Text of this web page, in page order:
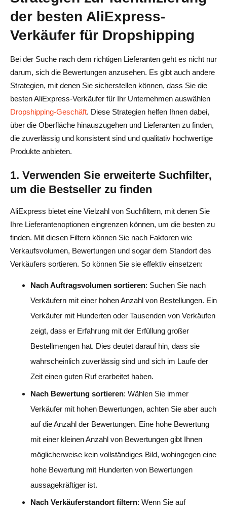
der besten AliExpress-
Verkäufer für Dropshipping
Bei der Suche nach dem richtigen Lieferanten geht es nicht nur
darum, sich die Bewertungen anzusehen. Es gibt auch andere
Strategien, mit denen Sie sicherstellen können, dass Sie die
besten AliExpress-Verkäufer für Ihr Unternehmen auswählen
Dropshipping-Geschäft. Diese Strategien helfen Ihnen dabei,
über die Oberfläche hinauszugehen und Lieferanten zu finden,
die zuverlässig und konsistent sind und qualitativ hochwertige
Produkte anbieten.
1. Verwenden Sie erweiterte Suchfilter,
um die Bestseller zu finden
AliExpress bietet eine Vielzahl von Suchfiltern, mit denen Sie
Ihre Lieferantenoptionen eingrenzen können, um die besten zu
finden. Mit diesen Filtern können Sie nach Faktoren wie
Verkaufsvolumen, Bewertungen und sogar dem Standort des
Verkäufers sortieren. So können Sie sie effektiv einsetzen:
Nach Auftragsvolumen sortieren: Suchen Sie nach
Verkäufern mit einer hohen Anzahl von Bestellungen. Ein
Verkäufer mit Hunderten oder Tausenden von Verkäufen
zeigt, dass er Erfahrung mit der Erfüllung großer
Bestellmengen hat. Dies deutet darauf hin, dass sie
wahrscheinlich zuverlässig sind und sich im Laufe der
Zeit einen guten Ruf erarbeitet haben.
Nach Bewertung sortieren: Wählen Sie immer
Verkäufer mit hohen Bewertungen, achten Sie aber auch
auf die Anzahl der Bewertungen. Eine hohe Bewertung
mit einer kleinen Anzahl von Bewertungen gibt Ihnen
möglicherweise kein vollständiges Bild, wohingegen eine
hohe Bewertung mit Hunderten von Bewertungen
aussagekräftiger ist.
Nach Verkäuferstandort filtern: Wenn Sie auf